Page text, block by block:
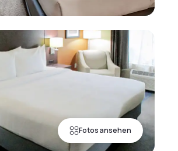
Fotos ansehen